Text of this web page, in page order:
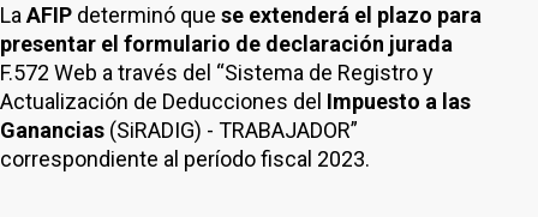
La AFIP determinó que se extenderá el plazo para
presentar el formulario de declaración jurada
F.572 Web a través del “Sistema de Registro y
Actualización de Deducciones del Impuesto a las
Ganancias (SiRADIG) - TRABAJADOR”
correspondiente al período fiscal 2023.